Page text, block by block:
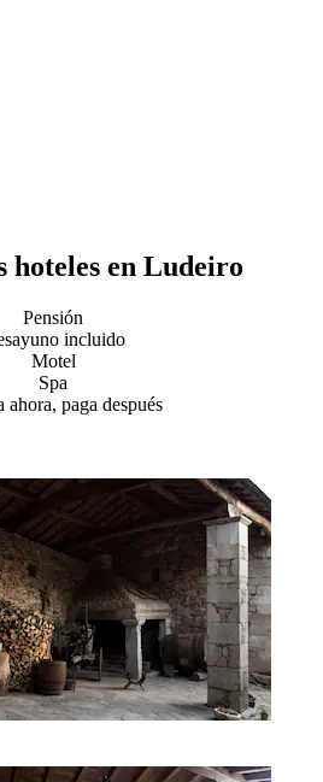
hoteles en Ludeiro
Pensión
incluido
Motel
Spa
ahora, paga después